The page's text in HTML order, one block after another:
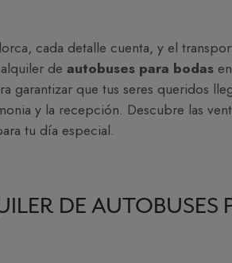
cada detalle cuenta, y el
de autobuses para bodas
garantizar que tus seres queridos
y la recepción. Descubre las
tu día especial.
DE AUTOBUSES